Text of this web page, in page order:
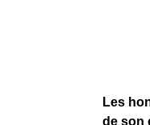
Les
de son